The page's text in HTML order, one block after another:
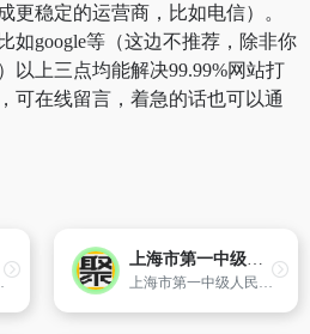
更稳定的运营商，比如电信）。
如google等（这边不推荐，除非你
以上三点均能解决99.99%网站打
可在线留言，着急的话也可以通
障局
上海市第一中级人民法院
上海市第一中级人民法院